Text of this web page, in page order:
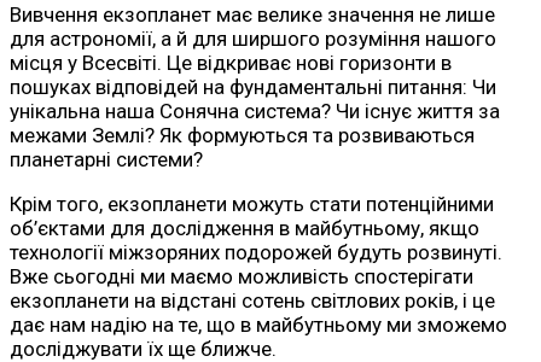
Вивчення екзопланет має велике значення не лише
для астрономії, а й для ширшого розуміння нашого
місця у Всесвіті. Це відкриває нові горизонти в
пошуках відповідей на фундаментальні питання: Чи
унікальна наша Сонячна система? Чи існує життя за
межами Землі? Як формуються та розвиваються
планетарні системи?
Крім того, екзопланети можуть стати потенційними
об’єктами для дослідження в майбутньому, якщо
технології міжзоряних подорожей будуть розвинуті.
Вже сьогодні ми маємо можливість спостерігати
екзопланети на відстані сотень світлових років, і це
дає нам надію на те, що в майбутньому ми зможемо
досліджувати їх ще ближче.